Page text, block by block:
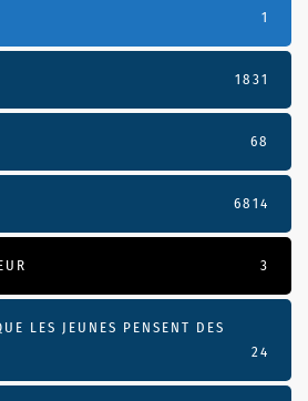
1
1831
68
6814
3
LES JEUNES PENSENT DES
24